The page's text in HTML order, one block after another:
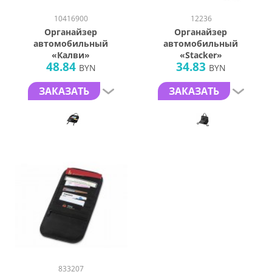
10416900
Органайзер
автомобильный
«Калви»
48.84 BYN
ЗАКАЗАТЬ
12236
Органайзер
автомобильный
«Stacker»
34.83 BYN
ЗАКАЗАТЬ
833207